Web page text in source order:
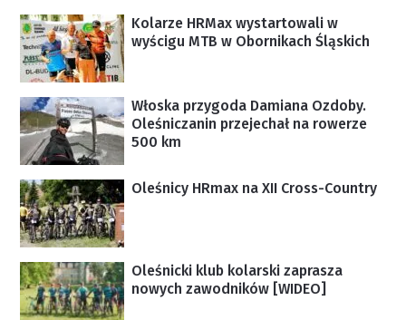
Kolarze HRMax wystartowali w
wyścigu MTB w Obornikach Śląskich
Włoska przygoda Damiana Ozdoby.
Oleśniczanin przejechał na rowerze
500 km
Oleśnicy HRmax na XII Cross-Country
Oleśnicki klub kolarski zaprasza
nowych zawodników [WIDEO]